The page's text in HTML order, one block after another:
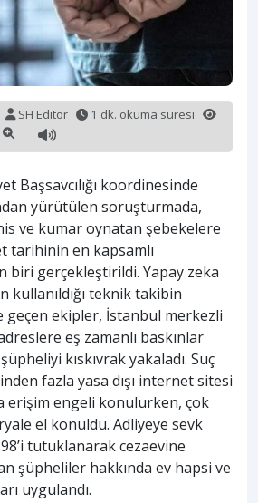
SH Editör
1 dk. okuma süresi
Başsavcılığı koordinesinde
yürütülen soruşturmada,
ve kumar oynatan şebekelere
tarihinin en kapsamlı
biri gerçekleştirildi. Yapay zeka
kullanıldığı teknik takibin
geçen ekipler, İstanbul merkezli
eş zamanlı baskınlar
kıskıvrak yakaladı. Suç
fazla yasa dışı internet sitesi
erişim engeli konulurken, çok
el konuldu. Adliyeye sevk
tutuklanarak cezaevine
şüpheliler hakkında ev hapsi ve
uygulandı.